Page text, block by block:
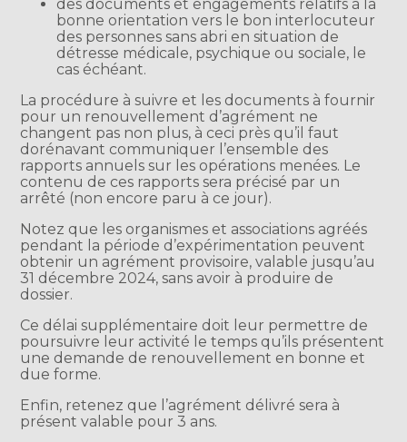
des documents et engagements relatifs à la
bonne orientation vers le bon interlocuteur
des personnes sans abri en situation de
détresse médicale, psychique ou sociale, le
cas échéant.
La procédure à suivre et les documents à fournir
pour un renouvellement d’agrément ne
changent pas non plus, à ceci près qu’il faut
dorénavant communiquer l’ensemble des
rapports annuels sur les opérations menées. Le
contenu de ces rapports sera précisé par un
arrêté (non encore paru à ce jour).
Notez que les organismes et associations agréés
pendant la période d’expérimentation peuvent
obtenir un agrément provisoire, valable jusqu’au
31 décembre 2024, sans avoir à produire de
dossier.
Ce délai supplémentaire doit leur permettre de
poursuivre leur activité le temps qu’ils présentent
une demande de renouvellement en bonne et
due forme.
Enfin, retenez que l’agrément délivré sera à
présent valable pour 3 ans.